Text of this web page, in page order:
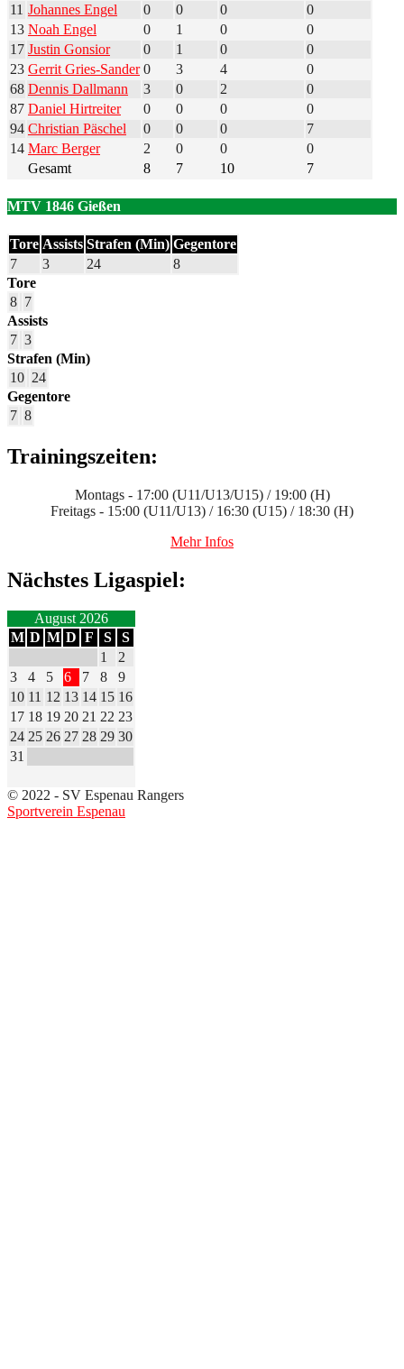
11 Johannes Engel 0 0 0
0
13 Noah Engel 0 1 0
0
17 Justin Gonsior 0 1 0
0
23 Gerrit Gries-Sander 0 3 4
0
68 Dennis Dallmann 3 0 2
0
87 Daniel Hirtreiter 0 0 0
0
94 Christian Päschel 0 0 0
7
14 Marc Berger 2 0 0
0
Gesamt
8 7 10 7
MTV 1846 Gießen
Tore Assists Strafen (Min) Gegentore
7
3 24
8
Tore
8 7
Assists
7 3
Strafen (Min)
10 24
Gegentore
7 8
Trainingszeiten:
Montags - 17:00 (U11/U13/U15) / 19:00 (H)
Freitags - 15:00 (U11/U13) / 16:30 (U15) / 18:30 (H)
Mehr Infos
Nächstes Ligaspiel:
August 2026
M D M D F S
S
1
2
3
4 5 6 7 8
9
10 11 12 13 14 15 16
17 18 19 20 21 22 23
24 25 26 27 28 29 30
31
© 2022 - SV Espenau Rangers
Sportverein Espenau